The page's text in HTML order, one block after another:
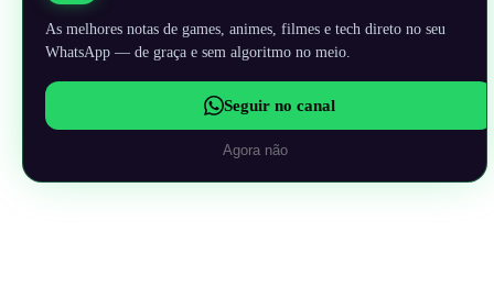
As melhores notas de games, animes, filmes e tech direto no seu
WhatsApp — de graça e sem algoritmo no meio.
Seguir no canal
Agora não